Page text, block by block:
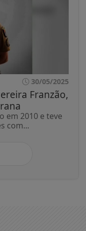
30/05/2025
Franzão,
em 2010 e teve
com...